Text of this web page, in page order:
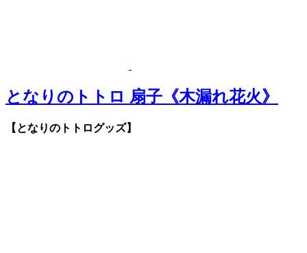
となりのトトロ 扇子《木漏れ花火》
【となりのトトログッズ】